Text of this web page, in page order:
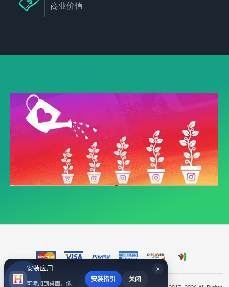
商业价值
×
安装应用
可添加到桌面，像
安装指引 关闭